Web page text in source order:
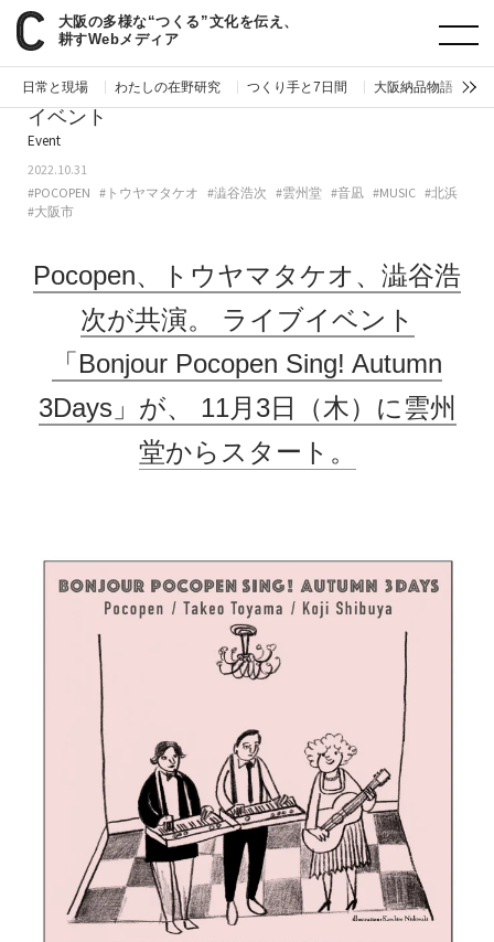
大阪の多様な“つくる”文化を伝え、
耕すWebメディア
日常と現場 わたしの在野研究 つくり手と7日間 大阪納品物語
paperC 今週のイベント
イベント
Event
2022.10.31
#POCOPEN #トウヤマタケオ #澁谷浩次 #雲州堂 #音凪 #MUSIC #北浜
#大阪市
Pocopen、トウヤマタケオ、澁谷浩
次が共演。
ライブイベント
「Bonjour Pocopen Sing! Autumn
3Days」が、
11月3日（木）に雲州
堂からスタート。